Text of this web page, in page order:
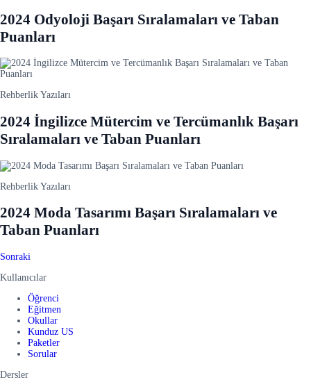
2024 Odyoloji Başarı Sıralamaları ve Taban
Puanları
Rehberlik Yazıları
2024 İngilizce Mütercim ve Tercümanlık Başarı
Sıralamaları ve Taban Puanları
Rehberlik Yazıları
2024 Moda Tasarımı Başarı Sıralamaları ve
Taban Puanları
Sonraki
Kullanıcılar
Öğrenci
Eğitmen
Okullar
Kunduz US
Paketler
Sorular
Dersler